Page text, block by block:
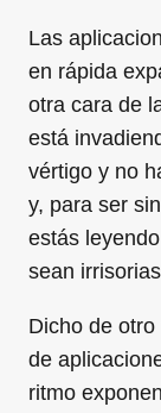
Las
en rápida
otra cara de
está
vértigo y no
y, para ser
estás
sean
Dicho de
de
ritmo